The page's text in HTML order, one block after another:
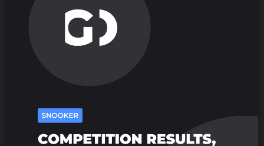
УЧАСТНИКИ
МЕДИА